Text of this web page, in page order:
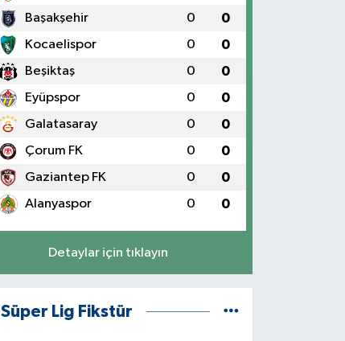
Başakşehir 0 0
Kocaelispor 0 0
Beşiktaş 0 0
Eyüpspor 0 0
Galatasaray 0 0
Çorum FK 0 0
Gaziantep FK 0 0
Alanyaspor 0 0
Detaylar için tıklayın
Süper Lig Fikstür